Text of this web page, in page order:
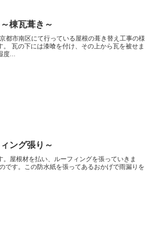
棟瓦葺き～
都市南区にて行っている屋根の葺き替え工事の様
瓦の下には漆喰を付け、その上から瓦を被せま
度...
ング張り～
屋根材を払い、ルーフィングを張っていきま
です。この防水紙を張ってあるおかげで雨漏りを